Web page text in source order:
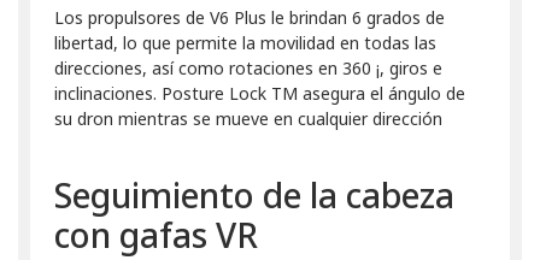
Los propulsores de V6 Plus le brindan 6 grados de
libertad, lo que permite la movilidad en todas las
direcciones, así como rotaciones en 360 ¡, giros e
inclinaciones. Posture Lock TM asegura el ángulo de
su dron mientras se mueve en cualquier dirección
Seguimiento de la cabeza
con gafas VR